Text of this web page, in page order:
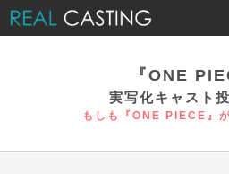
『ONE
実写化キャスト
もしも『ONE PIECE』